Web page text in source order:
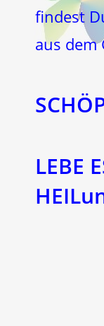
findest
aus dem
LEBE